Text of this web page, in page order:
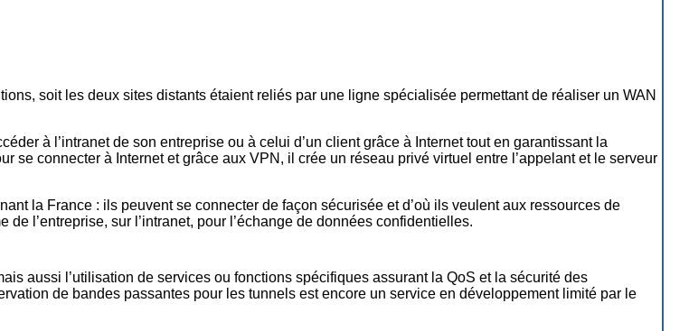
soit les deux sites distants étaient reliés par une ligne spécialisée permettant de réaliser un WAN
à l’intranet de son entreprise ou à celui d’un client grâce à Internet tout en garantissant la
se connecter à Internet et grâce aux VPN, il crée un réseau privé virtuel entre l’appelant et le serveur
la France : ils peuvent se connecter de façon sécurisée et d’où ils veulent aux ressources de
l’entreprise, sur l’intranet, pour l’échange de données confidentielles.
aussi l’utilisation de services ou fonctions spécifiques assurant la QoS et la sécurité des
de bandes passantes pour les tunnels est encore un service en développement limité par le